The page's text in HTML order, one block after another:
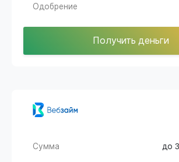
Одобрение
Получить деньги
Сумма до